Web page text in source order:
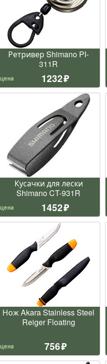
Ретривер Shimano PI-
311R
цена 1232
Кусачки для лески
Shimano CT-931R
цена 1452
Нож Akara Stainless Steel
Reiger Floating
цена 756